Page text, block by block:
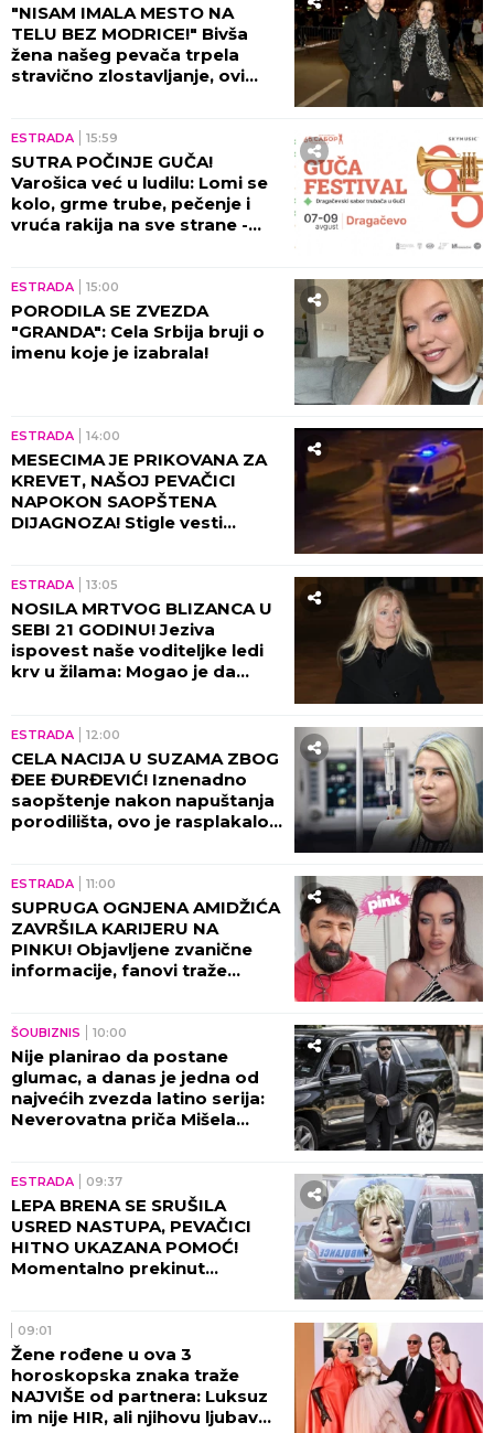
"NISAM IMALA MESTO NA
TELU BEZ MODRICE!" Bivša
žena našeg pevača trpela
stravično zlostavljanje, ovi
ESTRADA 15:59
SUTRA POČINJE GUČA!
Varošica već u ludilu: Lomi se
kolo, grme trube, pečenje i
vruća rakija na sve strane -
ESTRADA 15:00
PORODILA SE ZVEZDA
"GRANDA": Cela Srbija bruji o
imenu koje je izabrala!
ESTRADA 14:00
MESECIMA JE PRIKOVANA ZA
KREVET, NAŠOJ PEVAČICI
NAPOKON SAOPŠTENA
DIJAGNOZA! Stigle vesti
ESTRADA 13:05
NOSILA MRTVOG BLIZANCA U
SEBI 21 GODINU! Jeziva
ispovest naše voditeljke ledi
krv u žilama: Mogao je da
ESTRADA 12:00
CELA NACIJA U SUZAMA ZBOG
ĐEE ĐURĐEVIĆ! Iznenadno
saopštenje nakon napuštanja
porodilišta, ovo je rasplakalo
ESTRADA 11:00
SUPRUGA OGNJENA AMIDŽIĆA
ZAVRŠILA KARIJERU NA
PINKU! Objavljene zvanične
informacije, fanovi traže
ŠOUBIZNIS 10:00
Nije planirao da postane
glumac, a danas je jedna od
najvećih zvezda latino serija:
Neverovatna priča Mišela
ESTRADA 09:37
LEPA BRENA SE SRUŠILA
USRED NASTUPA, PEVAČICI
HITNO UKAZANA POMOĆ!
Momentalno prekinut
09:01
Žene rođene u ova 3
horoskopska znaka traže
NAJVIŠE od partnera: Luksuz
im nije HIR, ali njihovu ljubav